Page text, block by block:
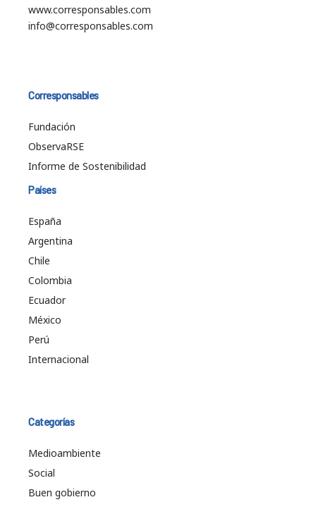
www.corresponsables.com
info@corresponsables.com
Corresponsables
Fundación
ObservaRSE
Informe de Sostenibilidad
Países
España
Argentina
Chile
Colombia
Ecuador
México
Perú
Internacional
Categorías
Medioambiente
Social
Buen gobierno